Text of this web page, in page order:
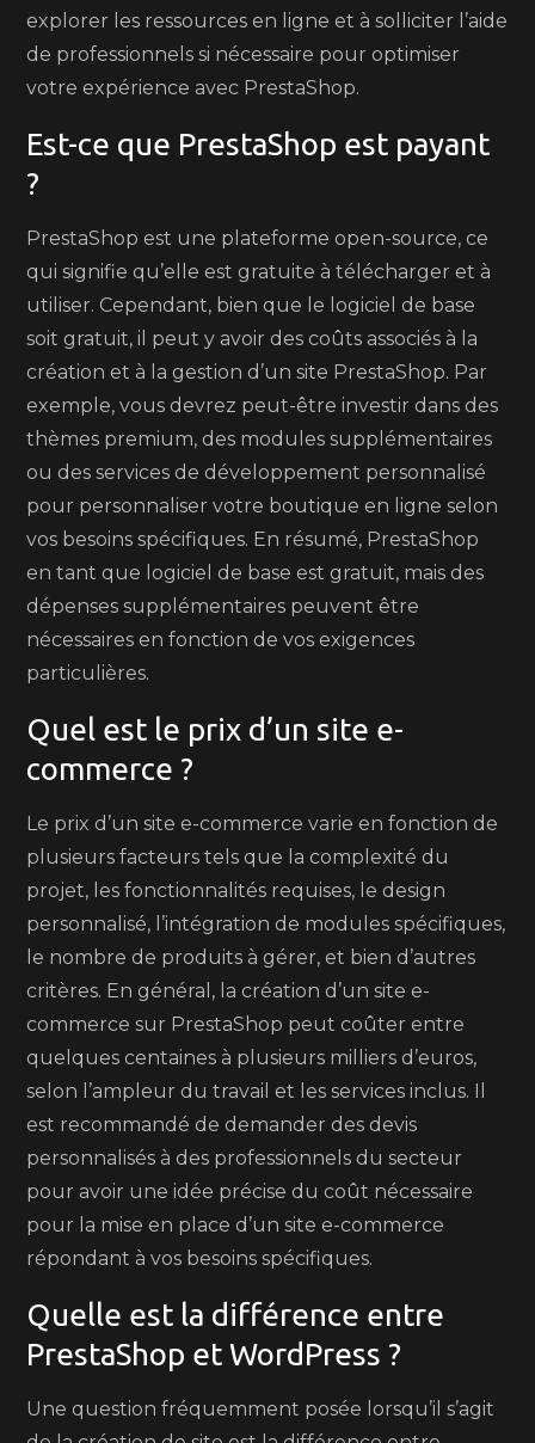
explorer les ressources en ligne et à solliciter l’aide
de professionnels si nécessaire pour optimiser
votre expérience avec PrestaShop.
Est-ce que PrestaShop est payant
?
PrestaShop est une plateforme open-source, ce
qui signifie qu’elle est gratuite à télécharger et à
utiliser. Cependant, bien que le logiciel de base
soit gratuit, il peut y avoir des coûts associés à la
création et à la gestion d’un site PrestaShop. Par
exemple, vous devrez peut-être investir dans des
thèmes premium, des modules supplémentaires
ou des services de développement personnalisé
pour personnaliser votre boutique en ligne selon
vos besoins spécifiques. En résumé, PrestaShop
en tant que logiciel de base est gratuit, mais des
dépenses supplémentaires peuvent être
nécessaires en fonction de vos exigences
particulières.
Quel est le prix d’un site e-
commerce ?
Le prix d’un site e-commerce varie en fonction de
plusieurs facteurs tels que la complexité du
projet, les fonctionnalités requises, le design
personnalisé, l’intégration de modules spécifiques,
le nombre de produits à gérer, et bien d’autres
critères. En général, la création d’un site e-
commerce sur PrestaShop peut coûter entre
quelques centaines à plusieurs milliers d’euros,
selon l’ampleur du travail et les services inclus. Il
est recommandé de demander des devis
personnalisés à des professionnels du secteur
pour avoir une idée précise du coût nécessaire
pour la mise en place d’un site e-commerce
répondant à vos besoins spécifiques.
Quelle est la différence entre
PrestaShop et WordPress ?
Une question fréquemment posée lorsqu’il s’agit